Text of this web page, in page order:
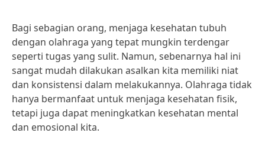
Bagi sebagian orang, menjaga kesehatan tubuh
dengan olahraga yang tepat mungkin terdengar
seperti tugas yang sulit. Namun, sebenarnya hal ini
sangat mudah dilakukan asalkan kita memiliki niat
dan konsistensi dalam melakukannya. Olahraga tidak
hanya bermanfaat untuk menjaga kesehatan fisik,
tetapi juga dapat meningkatkan kesehatan mental
dan emosional kita.